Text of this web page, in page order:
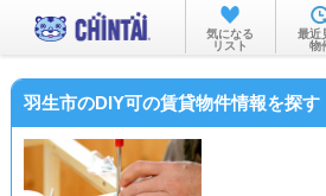
お部屋を探す
沿線・駅
気になる
リスト
最近
物
羽生市のDIY可の賃貸物件情報を探す